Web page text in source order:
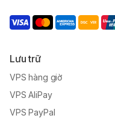
Lưu trữ
VPS hàng giờ
VPS AliPay
VPS PayPal